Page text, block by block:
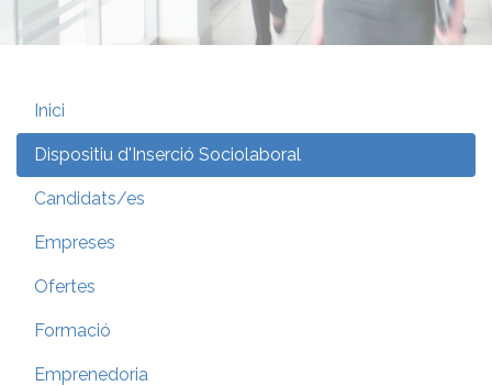
Inici
Dispositiu d'Inserció Sociolaboral
Candidats/es
Empreses
Ofertes
Formació
Emprenedoria